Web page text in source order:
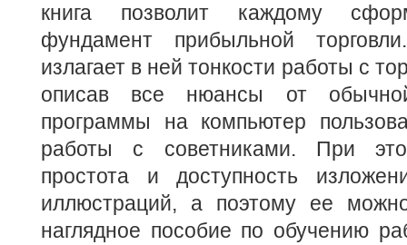
книга позволит каждому
фундамент прибыльной
излагает в ней тонкости работы с
описав все нюансы от
программы на компьютер
работы с советниками. При
простота и доступность
иллюстраций, а поэтому ее
наглядное пособие по обучению